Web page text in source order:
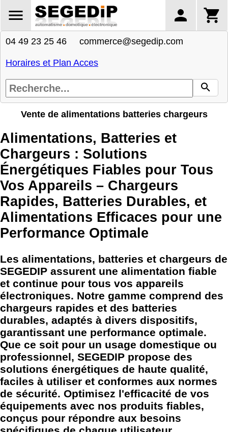
04 49 23 25 46 commerce@segedip.com
Horaires et Plan Acces
Vente de alimentations batteries chargeurs
Alimentations, Batteries et
Chargeurs : Solutions
Énergétiques Fiables pour Tous
Vos Appareils – Chargeurs
Rapides, Batteries Durables, et
Alimentations Efficaces pour une
Performance Optimale
Les alimentations, batteries et chargeurs de
SEGEDIP assurent une alimentation fiable
et continue pour tous vos appareils
électroniques. Notre gamme comprend des
chargeurs rapides et des batteries
durables, adaptés à divers dispositifs,
garantissant une performance optimale.
Que ce soit pour un usage domestique ou
professionnel, SEGEDIP propose des
solutions énergétiques de haute qualité,
faciles à utiliser et conformes aux normes
de sécurité. Optimisez l'efficacité de vos
équipements avec nos produits fiables,
conçus pour répondre aux besoins